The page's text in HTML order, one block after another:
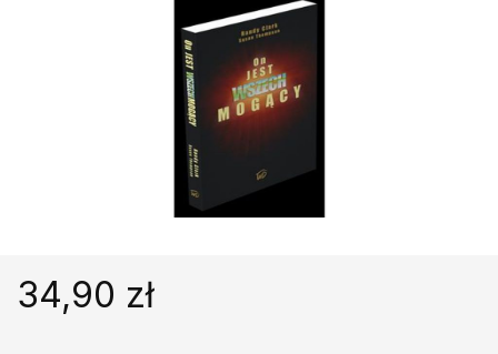
Książki obcojęzyczne
Poradniki, leksykony...
Promocja
34,90 zł